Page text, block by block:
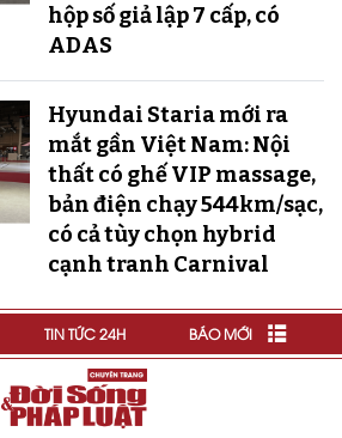
hộp số giả lập 7 cấp, có
ADAS
Hyundai Staria mới ra
mắt gần Việt Nam: Nội
thất có ghế VIP massage,
bản điện chạy 544km/sạc,
có cả tùy chọn hybrid
cạnh tranh Carnival
TIN TỨC 24H BÁO MỚI